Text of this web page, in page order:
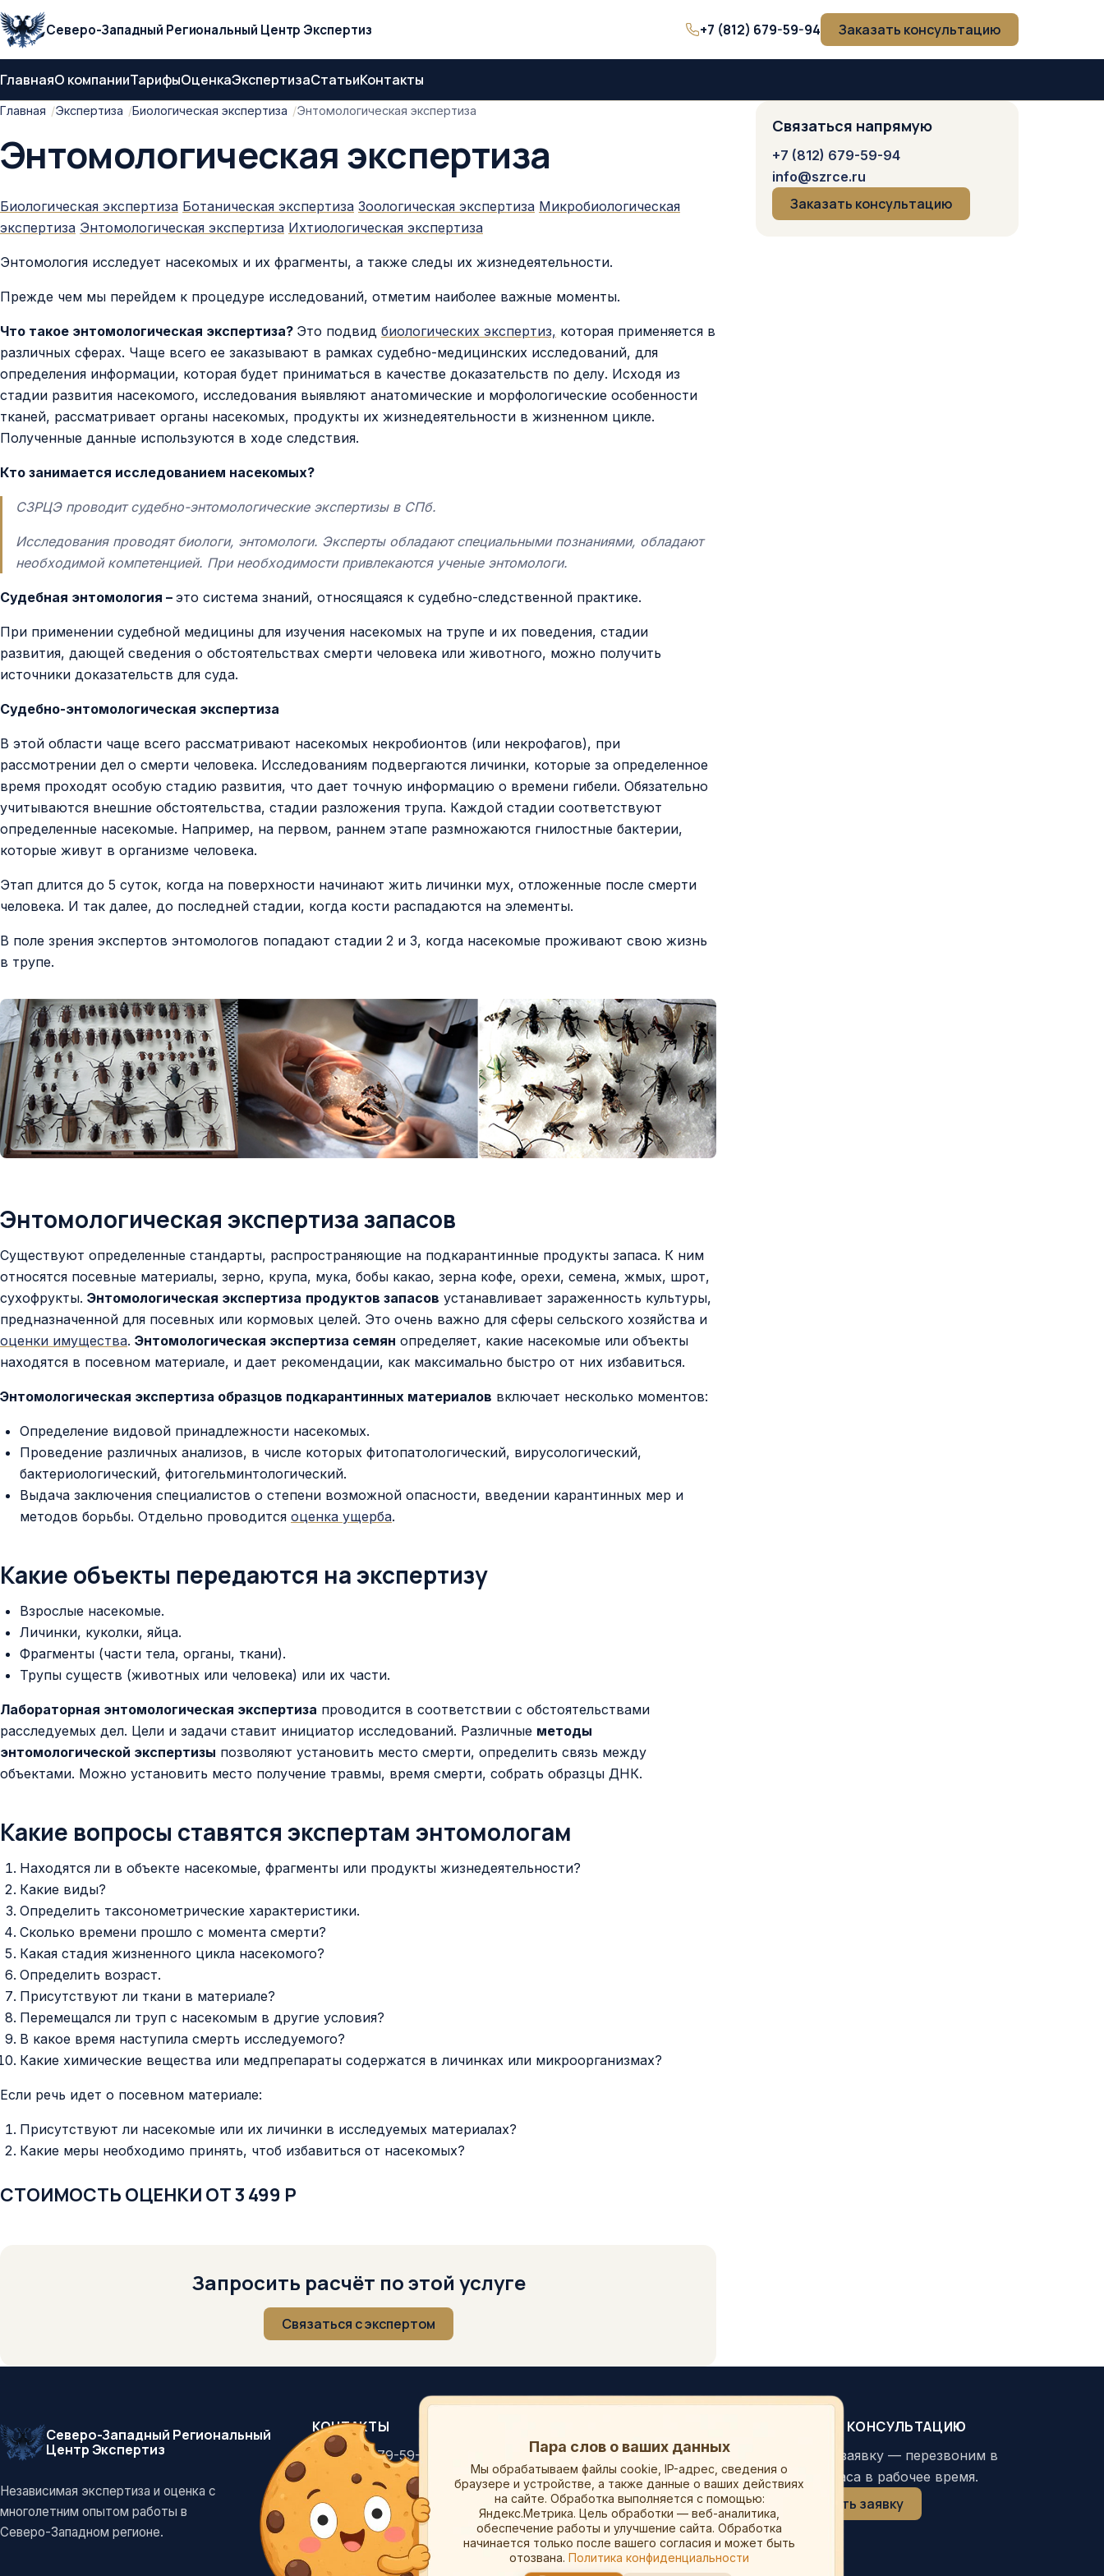
Северо-Западный Региональный Центр Экспертиз +7 (812) 679-59-94 Заказать консультацию
ГлавнаяО компанииТарифыОценкаЭкспертизаСтатьиКонтакты
Главная Экспертиза Биологическая экспертиза Энтомологическая экспертиза
Энтомологическая экспертиза
Биологическая экспертиза Ботаническая экспертиза Зоологическая экспертиза Микробиологическая
экспертиза Энтомологическая экспертиза Ихтиологическая экспертиза
Энтомология исследует насекомых и их фрагменты, а также следы их жизнедеятельности.
Прежде чем мы перейдем к процедуре исследований, отметим наиболее важные моменты.
Что такое энтомологическая экспертиза? Это подвид биологических экспертиз, которая применяется в
различных сферах. Чаще всего ее заказывают в рамках судебно-медицинских исследований, для
определения информации, которая будет приниматься в качестве доказательств по делу. Исходя из
стадии развития насекомого, исследования выявляют анатомические и морфологические особенности
тканей, рассматривает органы насекомых, продукты их жизнедеятельности в жизненном цикле.
Полученные данные используются в ходе следствия.
Кто занимается исследованием насекомых?
СЗРЦЭ проводит судебно-энтомологические экспертизы в СПб.
Исследования проводят биологи, энтомологи. Эксперты обладают специальными познаниями, обладают
необходимой компетенцией. При необходимости привлекаются ученые энтомологи.
Судебная энтомология – это система знаний, относящаяся к судебно-следственной практике.
При применении судебной медицины для изучения насекомых на трупе и их поведения, стадии
развития, дающей сведения о обстоятельствах смерти человека или животного, можно получить
источники доказательств для суда.
Судебно-энтомологическая экспертиза
В этой области чаще всего рассматривают насекомых некробионтов (или некрофагов), при
рассмотрении дел о смерти человека. Исследованиям подвергаются личинки, которые за определенное
время проходят особую стадию развития, что дает точную информацию о времени гибели. Обязательно
учитываются внешние обстоятельства, стадии разложения трупа. Каждой стадии соответствуют
определенные насекомые. Например, на первом, раннем этапе размножаются гнилостные бактерии,
которые живут в организме человека.
Этап длится до 5 суток, когда на поверхности начинают жить личинки мух, отложенные после смерти
человека. И так далее, до последней стадии, когда кости распадаются на элементы.
В поле зрения экспертов энтомологов попадают стадии 2 и 3, когда насекомые проживают свою жизнь
в трупе.
Энтомологическая экспертиза запасов
Существуют определенные стандарты, распространяющие на подкарантинные продукты запаса. К ним
относятся посевные материалы, зерно, крупа, мука, бобы какао, зерна кофе, орехи, семена, жмых, шрот,
сухофрукты. Энтомологическая экспертиза продуктов запасов устанавливает зараженность культуры,
предназначенной для посевных или кормовых целей. Это очень важно для сферы сельского хозяйства и
оценки имущества. Энтомологическая экспертиза семян определяет, какие насекомые или объекты
находятся в посевном материале, и дает рекомендации, как максимально быстро от них избавиться.
Энтомологическая экспертиза образцов подкарантинных материалов включает несколько моментов:
Определение видовой принадлежности насекомых.
Проведение различных анализов, в числе которых фитопатологический, вирусологический,
бактериологический, фитогельминтологический.
Выдача заключения специалистов о степени возможной опасности, введении карантинных мер и
методов борьбы. Отдельно проводится оценка ущерба.
Какие объекты передаются на экспертизу
Взрослые насекомые.
Личинки, куколки, яйца.
Фрагменты (части тела, органы, ткани).
Трупы существ (животных или человека) или их части.
Лабораторная энтомологическая экспертиза проводится в соответствии с обстоятельствами
расследуемых дел. Цели и задачи ставит инициатор исследований. Различные методы
энтомологической экспертизы позволяют установить место смерти, определить связь между
объектами. Можно установить место получение травмы, время смерти, собрать образцы ДНК.
Какие вопросы ставятся экспертам энтомологам
Находятся ли в объекте насекомые, фрагменты или продукты жизнедеятельности?
Какие виды?
Определить таксонометрические характеристики.
Сколько времени прошло с момента смерти?
Какая стадия жизненного цикла насекомого?
Определить возраст.
Присутствуют ли ткани в материале?
Перемещался ли труп с насекомым в другие условия?
В какое время наступила смерть исследуемого?
Какие химические вещества или медпрепараты содержатся в личинках или микроорганизмах?
Если речь идет о посевном материале:
Присутствуют ли насекомые или их личинки в исследуемых материалах?
Какие меры необходимо принять, чтоб избавиться от насекомых?
СТОИМОСТЬ ОЦЕНКИ ОТ 3 499 Р
Запросить расчёт по этой услуге
Связаться с экспертом
Связаться напрямую
+7 (812) 679-59-94
info@szrce.ru
Заказать консультацию
Северо-Западный Региональный
Центр Экспертиз
Независимая экспертиза и оценка с
многолетним опытом работы в
Северо-Западном регионе.
КОНТАКТЫ
+7 (812) 679-59-94
info@szrce.ru
Санкт-Петербург
Оценка
Экспертиза
Тарифы
О компании
Контакты
ЗАКАЗАТЬ КОНСУЛЬТАЦИЮ
Оставьте заявку — перезвоним в
течение часа в рабочее время.
Оставить заявку
Пара слов о ваших данных
Мы обрабатываем файлы cookie, IP-адрес, сведения о
браузере и устройстве, а также данные о ваших действиях
на сайте. Обработка выполняется с помощью:
Яндекс.Метрика. Цель обработки — веб-аналитика,
обеспечение работы и улучшение сайта. Обработка
начинается только после вашего согласия и может быть
отозвана. Политика конфиденциальности